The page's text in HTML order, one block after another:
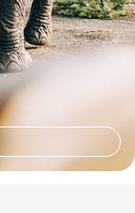
Afrique du Sud
Soweto
Indien
Art contemporain